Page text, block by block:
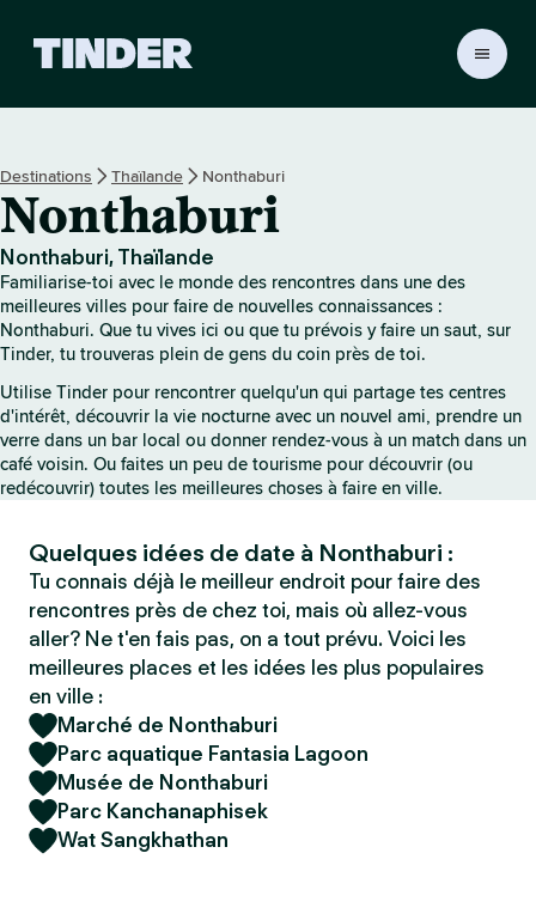
l
T
i
n
d
e
r
Destinations Thaïlande Nonthaburi
Nonthaburi
Nonthaburi, Thaïlande
Familiarise-toi avec le monde des rencontres dans une des
meilleures villes pour faire de nouvelles connaissances :
Nonthaburi. Que tu vives ici ou que tu prévois y faire un saut, sur
Tinder, tu trouveras plein de gens du coin près de toi.
Utilise Tinder pour rencontrer quelqu'un qui partage tes centres
d'intérêt, découvrir la vie nocturne avec un nouvel ami, prendre un
verre dans un bar local ou donner rendez-vous à un match dans un
café voisin. Ou faites un peu de tourisme pour découvrir (ou
redécouvrir) toutes les meilleures choses à faire en ville.
Quelques idées de date à Nonthaburi :
Tu connais déjà le meilleur endroit pour faire des
rencontres près de chez toi, mais où allez-vous
aller? Ne t'en fais pas, on a tout prévu. Voici les
meilleures places et les idées les plus populaires
en ville :
Marché de Nonthaburi
Parc aquatique Fantasia Lagoon
Musée de Nonthaburi
Parc Kanchanaphisek
Wat Sangkhathan